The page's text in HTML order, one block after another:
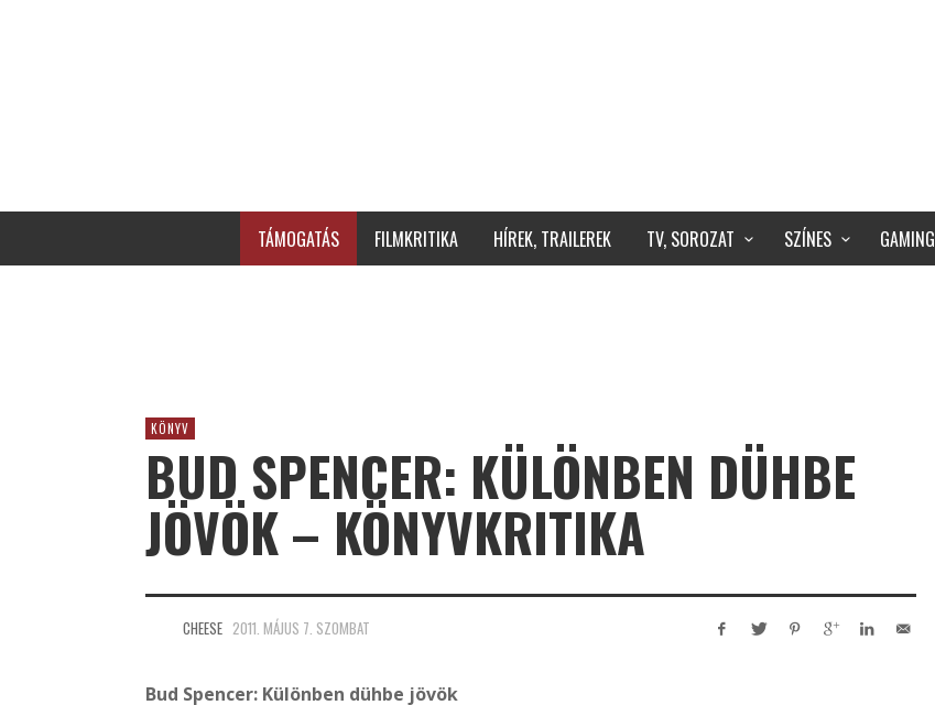
TÁMOGATÁS FILMKRITIKA HÍREK, TRAILEREK TV, SOROZAT SZÍNES GAMING
KÖNYV
BUD SPENCER: KÜLÖNBEN DÜHBE
JÖVÖK – KÖNYVKRITIKA
CHEESE 2011. MÁJUS 7. SZOMBAT
Bud Spencer: Különben dühbe jövök